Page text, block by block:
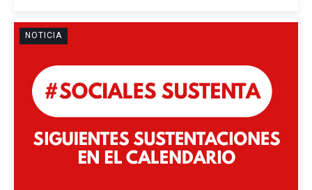
NOTICIA